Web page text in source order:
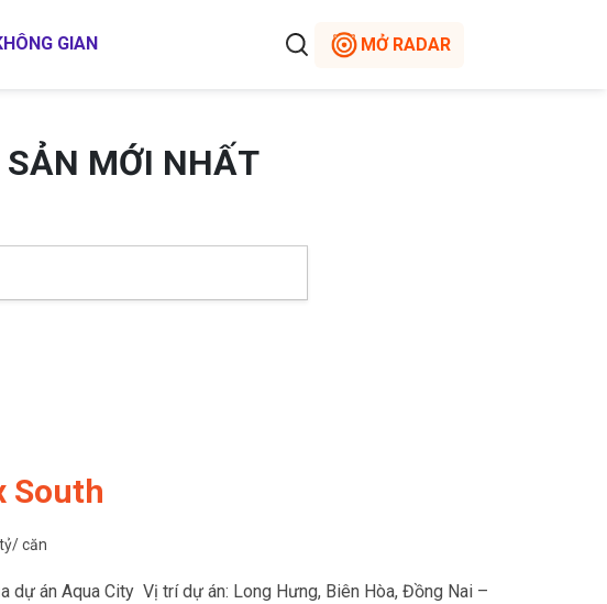
GIAN MỞ RADAR
SẢN MỚI NHẤT
South
căn
dự án Aqua City Vị trí dự án: Long Hưng, Biên Hòa, Đồng Nai –